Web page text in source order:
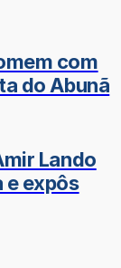
com
do Abunã
Lando
e expôs